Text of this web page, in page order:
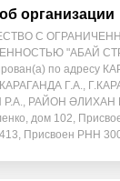
организации
С
"АБАЙ
по адресу
Г.А.,
РАЙОН ӘЛИХАН
102, Присвоен БИН (ИНН)
060140012413, Присвоен